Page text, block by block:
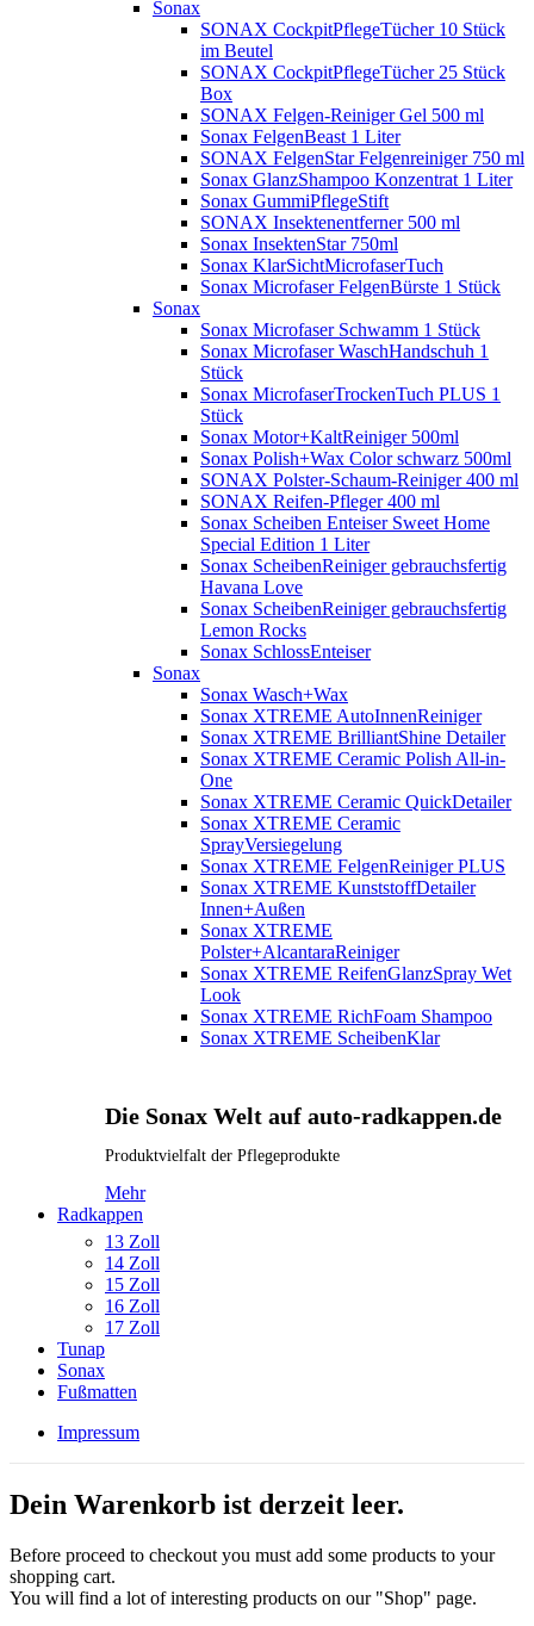
Sonax
SONAX CockpitPflegeTücher 10 Stück
im Beutel
SONAX CockpitPflegeTücher 25 Stück
Box
SONAX Felgen-Reiniger Gel 500 ml
Sonax FelgenBeast 1 Liter
SONAX FelgenStar Felgenreiniger 750 ml
Sonax GlanzShampoo Konzentrat 1 Liter
Sonax GummiPflegeStift
SONAX Insektenentferner 500 ml
Sonax InsektenStar 750ml
Sonax KlarSichtMicrofaserTuch
Sonax Microfaser FelgenBürste 1 Stück
Sonax
Sonax Microfaser Schwamm 1 Stück
Sonax Microfaser WaschHandschuh 1
Stück
Sonax MicrofaserTrockenTuch PLUS 1
Stück
Sonax Motor+KaltReiniger 500ml
Sonax Polish+Wax Color schwarz 500ml
SONAX Polster-Schaum-Reiniger 400 ml
SONAX Reifen-Pfleger 400 ml
Sonax Scheiben Enteiser Sweet Home
Special Edition 1 Liter
Sonax ScheibenReiniger gebrauchsfertig
Havana Love
Sonax ScheibenReiniger gebrauchsfertig
Lemon Rocks
Sonax SchlossEnteiser
Sonax
Sonax Wasch+Wax
Sonax XTREME AutoInnenReiniger
Sonax XTREME BrilliantShine Detailer
Sonax XTREME Ceramic Polish All-in-
One
Sonax XTREME Ceramic QuickDetailer
Sonax XTREME Ceramic
SprayVersiegelung
Sonax XTREME FelgenReiniger PLUS
Sonax XTREME KunststoffDetailer
Innen+Außen
Sonax XTREME
Polster+AlcantaraReiniger
Sonax XTREME ReifenGlanzSpray Wet
Look
Sonax XTREME RichFoam Shampoo
Sonax XTREME ScheibenKlar
Die Sonax Welt auf auto-radkappen.de
Produktvielfalt der Pflegeprodukte
Mehr
Radkappen
13 Zoll
14 Zoll
15 Zoll
16 Zoll
17 Zoll
Tunap
Sonax
Fußmatten
Impressum
Dein Warenkorb ist derzeit leer.
Before proceed to checkout you must add some products to your
shopping cart.
You will find a lot of interesting products on our "Shop" page.